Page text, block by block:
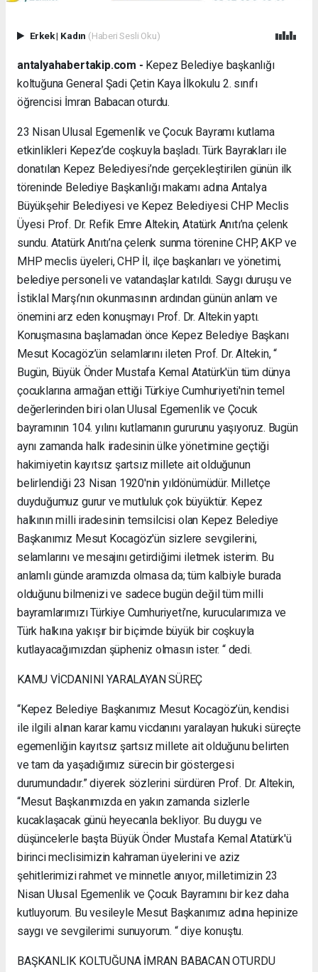
Erkek| Kadın (Haberi Sesli Oku)
antalyahabertakip.com - Kepez Belediye başkanlığı
koltuğuna General Şadi Çetin Kaya İlkokulu 2. sınıfı
öğrencisi İmran Babacan oturdu.
23 Nisan Ulusal Egemenlik ve Çocuk Bayramı kutlama
etkinlikleri Kepez’de coşkuyla başladı. Türk Bayrakları ile
donatılan Kepez Belediyesi’nde gerçekleştirilen günün ilk
töreninde Belediye Başkanlığı makamı adına Antalya
Büyükşehir Belediyesi ve Kepez Belediyesi CHP Meclis
Üyesi Prof. Dr. Refik Emre Altekin, Atatürk Anıtı’na çelenk
sundu. Atatürk Anıtı’na çelenk sunma törenine CHP, AKP ve
MHP meclis üyeleri, CHP İl, ilçe başkanları ve yönetimi,
belediye personeli ve vatandaşlar katıldı. Saygı duruşu ve
İstiklal Marşı’nın okunmasının ardından günün anlam ve
önemini arz eden konuşmayı Prof. Dr. Altekin yaptı.
Konuşmasına başlamadan önce Kepez Belediye Başkanı
Mesut Kocagöz’ün selamlarını ileten Prof. Dr. Altekin, “
Bugün, Büyük Önder Mustafa Kemal Atatürk'ün tüm dünya
çocuklarına armağan ettiği Türkiye Cumhuriyeti'nin temel
değerlerinden biri olan Ulusal Egemenlik ve Çocuk
bayramının 104. yılını kutlamanın gururunu yaşıyoruz. Bugün
aynı zamanda halk iradesinin ülke yönetimine geçtiği
hakimiyetin kayıtsız şartsız millete ait olduğunun
belirlendiği 23 Nisan 1920'nin yıldönümüdür. Milletçe
duyduğumuz gurur ve mutluluk çok büyüktür. Kepez
halkının milli iradesinin temsilcisi olan Kepez Belediye
Başkanımız Mesut Kocagöz'ün sizlere sevgilerini,
selamlarını ve mesajını getirdiğimi iletmek isterim. Bu
anlamlı günde aramızda olmasa da; tüm kalbiyle burada
olduğunu bilmenizi ve sadece bugün değil tüm milli
bayramlarımızı Türkiye Cumhuriyeti’ne, kurucularımıza ve
Türk halkına yakışır bir biçimde büyük bir coşkuyla
kutlayacağımızdan şüpheniz olmasın ister. “ dedi.
KAMU VİCDANINI YARALAYAN SÜREÇ
“Kepez Belediye Başkanımız Mesut Kocagöz’ün, kendisi
ile ilgili alınan karar kamu vicdanını yaralayan hukuki süreçte
egemenliğin kayıtsız şartsız millete ait olduğunu belirten
ve tam da yaşadığımız sürecin bir göstergesi
durumundadır.” diyerek sözlerini sürdüren Prof. Dr. Altekin,
“Mesut Başkanımızda en yakın zamanda sizlerle
kucaklaşacak günü heyecanla bekliyor. Bu duygu ve
düşüncelerle başta Büyük Önder Mustafa Kemal Atatürk'ü
birinci meclisimizin kahraman üyelerini ve aziz
şehitlerimizi rahmet ve minnetle anıyor, milletimizin 23
Nisan Ulusal Egemenlik ve Çocuk Bayramını bir kez daha
kutluyorum. Bu vesileyle Mesut Başkanımız adına hepinize
saygı ve sevgilerimi sunuyorum. “ diye konuştu.
BAŞKANLIK KOLTUĞUNA İMRAN BABACAN OTURDU